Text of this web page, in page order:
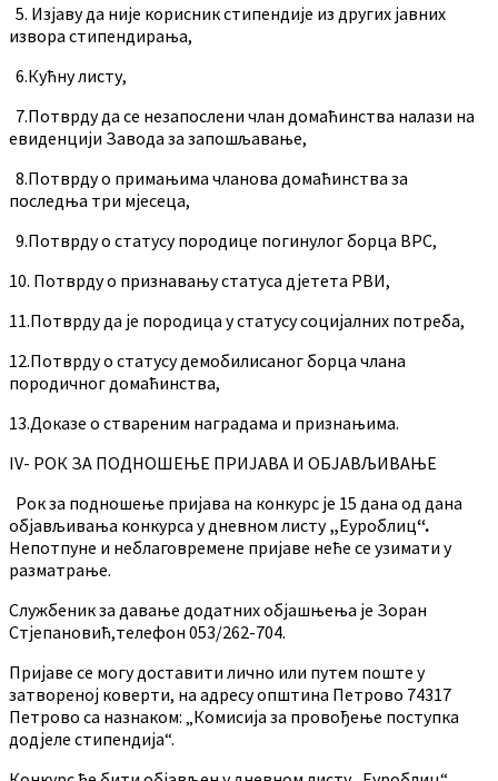
5. Изјаву да није корисник стипендије из других јавних
извора стипендирања,
6.Кућну листу,
7.Потврду да се незапослени члан домаћинства налази на
евиденцији Завода за запошљавање,
8.Потврду о примањима чланова домаћинства за
последња три мјесеца,
9.Потврду о статусу породице погинулог борца ВРС,
10. Потврду о признавању статуса дјетета РВИ,
11.Потврду да је породица у статусу социјалних потреба,
12.Потврду о статусу демобилисаног борца члана
породичног домаћинства,
13.Доказе о ствареним наградама и признањима.
IV- РОК ЗА ПОДНОШЕЊЕ ПРИЈАВА И ОБЈАВЉИВАЊЕ
Рок за подношење пријава на конкурс је 15 дана од дана
објављивања конкурса у дневном листу„Еуроблиц“.
Непотпуне и неблаговремене пријаве неће се узимати у
разматрање.
Службеник за давање додатних објашњења је Зоран
Стјепановић,телефон 053/262-704.
Пријаве се могу доставити лично или путем поште у
затвореној коверти, на адресу општина Петрово 74317
Петрово са назнаком: „Комисија за провођење поступка
додјеле стипендија“.